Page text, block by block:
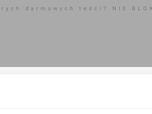
darmowych teści? NIE